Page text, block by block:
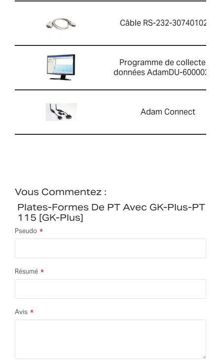
Câble RS-232-3074010266
Programme de collecte de
données AdamDU-
Adam Connect
Vous Commentez :
Plates-Formes De PT Avec GK-Plus-PT
115 [GK-Plus]
Pseudo
Résumé
Avis